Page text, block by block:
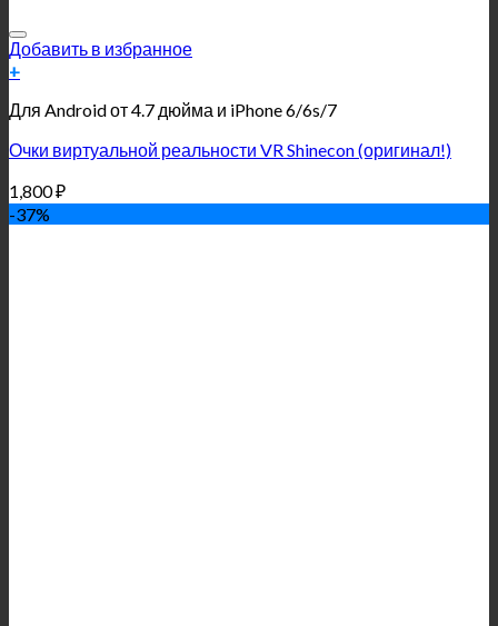
Добавить в избранное
+
Для Android от 4.7 дюйма и iPhone 6/6s/7
Очки виртуальной реальности VR Shinecon (оригинал!)
1,800₽
-37%